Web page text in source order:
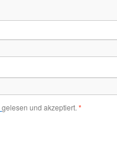
gelesen und akzeptiert. *